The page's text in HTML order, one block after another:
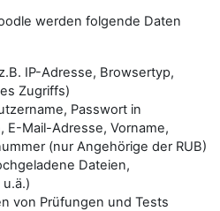
werden folgende Daten
IP-Adresse, Browsertyp,
Zugriffs)
Passwort in
E-Mail-Adresse, Vorname,
(nur Angehörige der RUB)
Dateien,
von Prüfungen und Tests